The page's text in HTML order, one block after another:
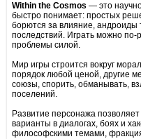
Within the Cosmos — это
быстро понимает: простых
борются за влияние, андроиды
последствий. Играть можно
проблемы силой.
Мир игры строится вокруг
порядок любой ценой, другие
союзы, спорить, обманывать,
поселений.
Развитие персонажа
варианты в диалогах, боях и
философскими темами,